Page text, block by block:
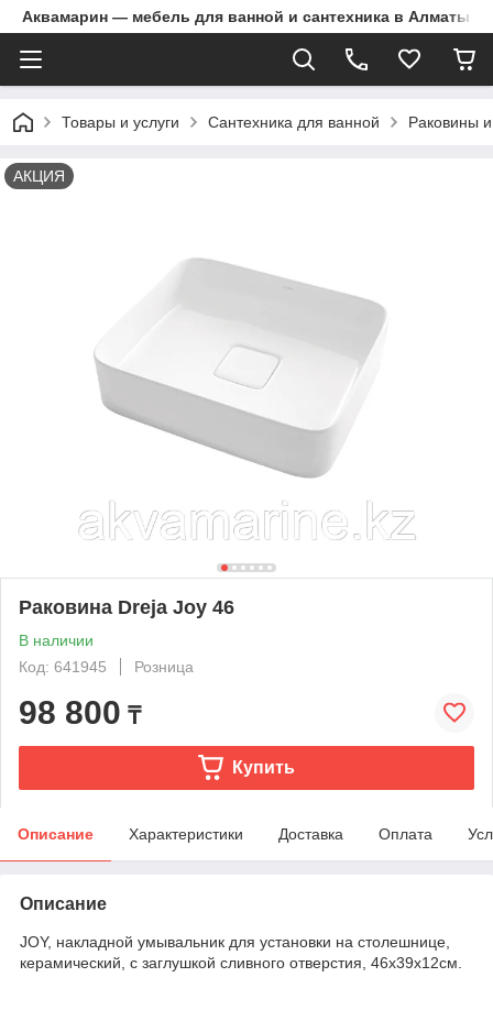
Аквамарин — мебель для ванной и сантехника в Алматы |
Товары и услуги Сантехника для ванной Раковины
АКЦИЯ
Раковина Dreja Joy 46
В наличии
Код: 641945
Розница
98 800 ₸
Купить
Описание Характеристики Доставка Оплата
Описание
JOY, накладной умывальник для установки на столешнице,
керамический, с заглушкой сливного отверстия, 46х39х12см.